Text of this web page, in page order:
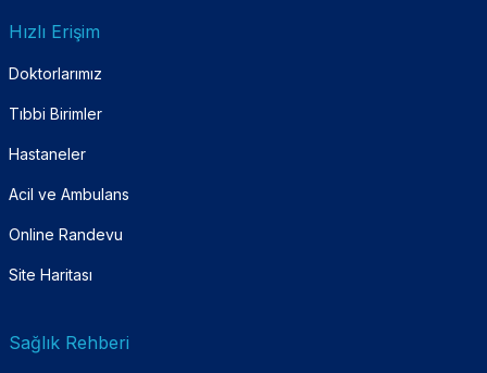
Hızlı Erişim
Doktorlarımız
Tıbbi Birimler
Hastaneler
Acil ve Ambulans
Online Randevu
Site Haritası
Sağlık Rehberi